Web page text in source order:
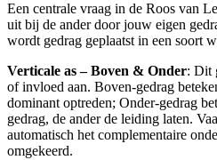
Een centrale vraag in de Roos van
uit bij de ander door jouw eigen
wordt gedrag geplaatst in een soort
Verticale as – Boven & Onder: Dit
of invloed aan. Boven-gedrag
dominant optreden; Onder-gedrag
gedrag, de ander de leiding laten.
automatisch het complementaire
omgekeerd.